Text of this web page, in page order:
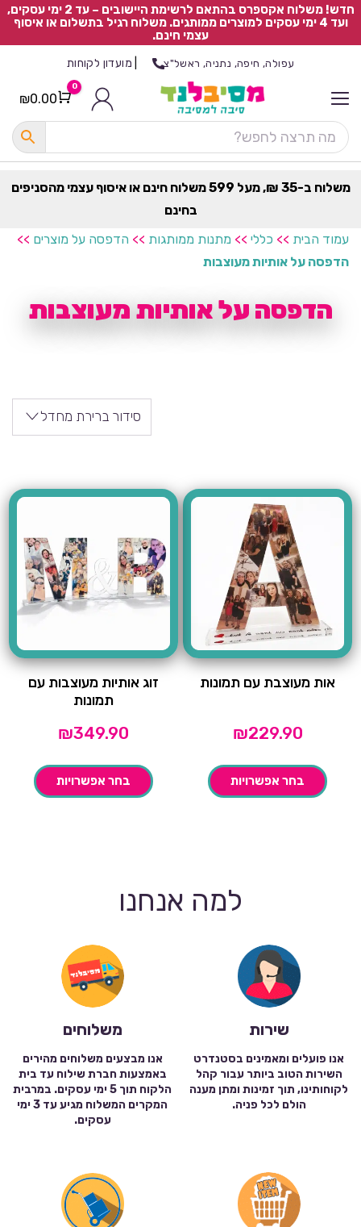
חדש! משלוח אקספרס בהתאם לרשימת היישובים – עד 2 ימי עסקים,
ועד 4 ימי עסקים למוצרים ממותגים. משלוח רגיל בתשלום או איסוף
עצמי חינם.
עפולה, חיפה, נתניה, ראשל"צ מועדון לקוחות
Cart
0
₪0.00
משלוח ב-35 ₪, מעל 599 משלוח חינם או איסוף עצמי מהסניפים
בחינם
עמוד הבית >> כללי >> מתנות ממותגות >> הדפסה על מוצרים >>
הדפסה על אותיות מעוצבות
הדפסה על אותיות מעוצבות
סידור ברירת מחדל
אות מעוצבת עם תמונות
₪229.90
בחר אפשרויות
זוג אותיות מעוצבות עם
תמונות
₪349.90
בחר אפשרויות
למה אנחנו
שירות
אנו פועלים ומאמינים בסטנדרט
השירות הטוב ביותר עבור קהל
לקוחותינו, תוך זמינות ומתן מענה
הולם לכל פניה.
משלוחים
אנו מבצעים משלוחים מהירים
באמצעות חברת שילוח עד בית
הלקוח תוך 5 ימי עסקים. במרבית
המקרים המשלוח מגיע עד 3 ימי
עסקים.